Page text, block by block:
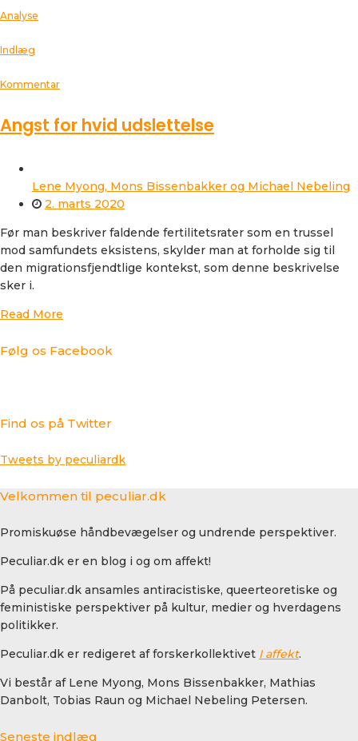
Analyse
Indlæg
Kommentar
Angst for hvid udslettelse
Lene Myong, Mons Bissenbakker og Michael Nebeling
2. marts 2020
Før man beskriver faldende fertilitetsrater som en trussel
mod samfundets eksistens, skylder man at forholde sig til
den migrationsfjendtlige kontekst, som denne beskrivelse
sker i.
Read More
Følg os Facebook
Find os på Twitter
Tweets by peculiardk
Velkommen til peculiar.dk
Promiskuøse håndbevægelser og undrende perspektiver.
Peculiar.dk er en blog i og om affekt!
På peculiar.dk ansamles antiracistiske, queerteoretiske og
feministiske perspektiver på kultur, medier og hverdagens
politikker.
Peculiar.dk er redigeret af forskerkollektivet I affekt.
Vi består af Lene Myong, Mons Bissenbakker, Mathias
Danbolt, Tobias Raun og Michael Nebeling Petersen.
Seneste indlæg